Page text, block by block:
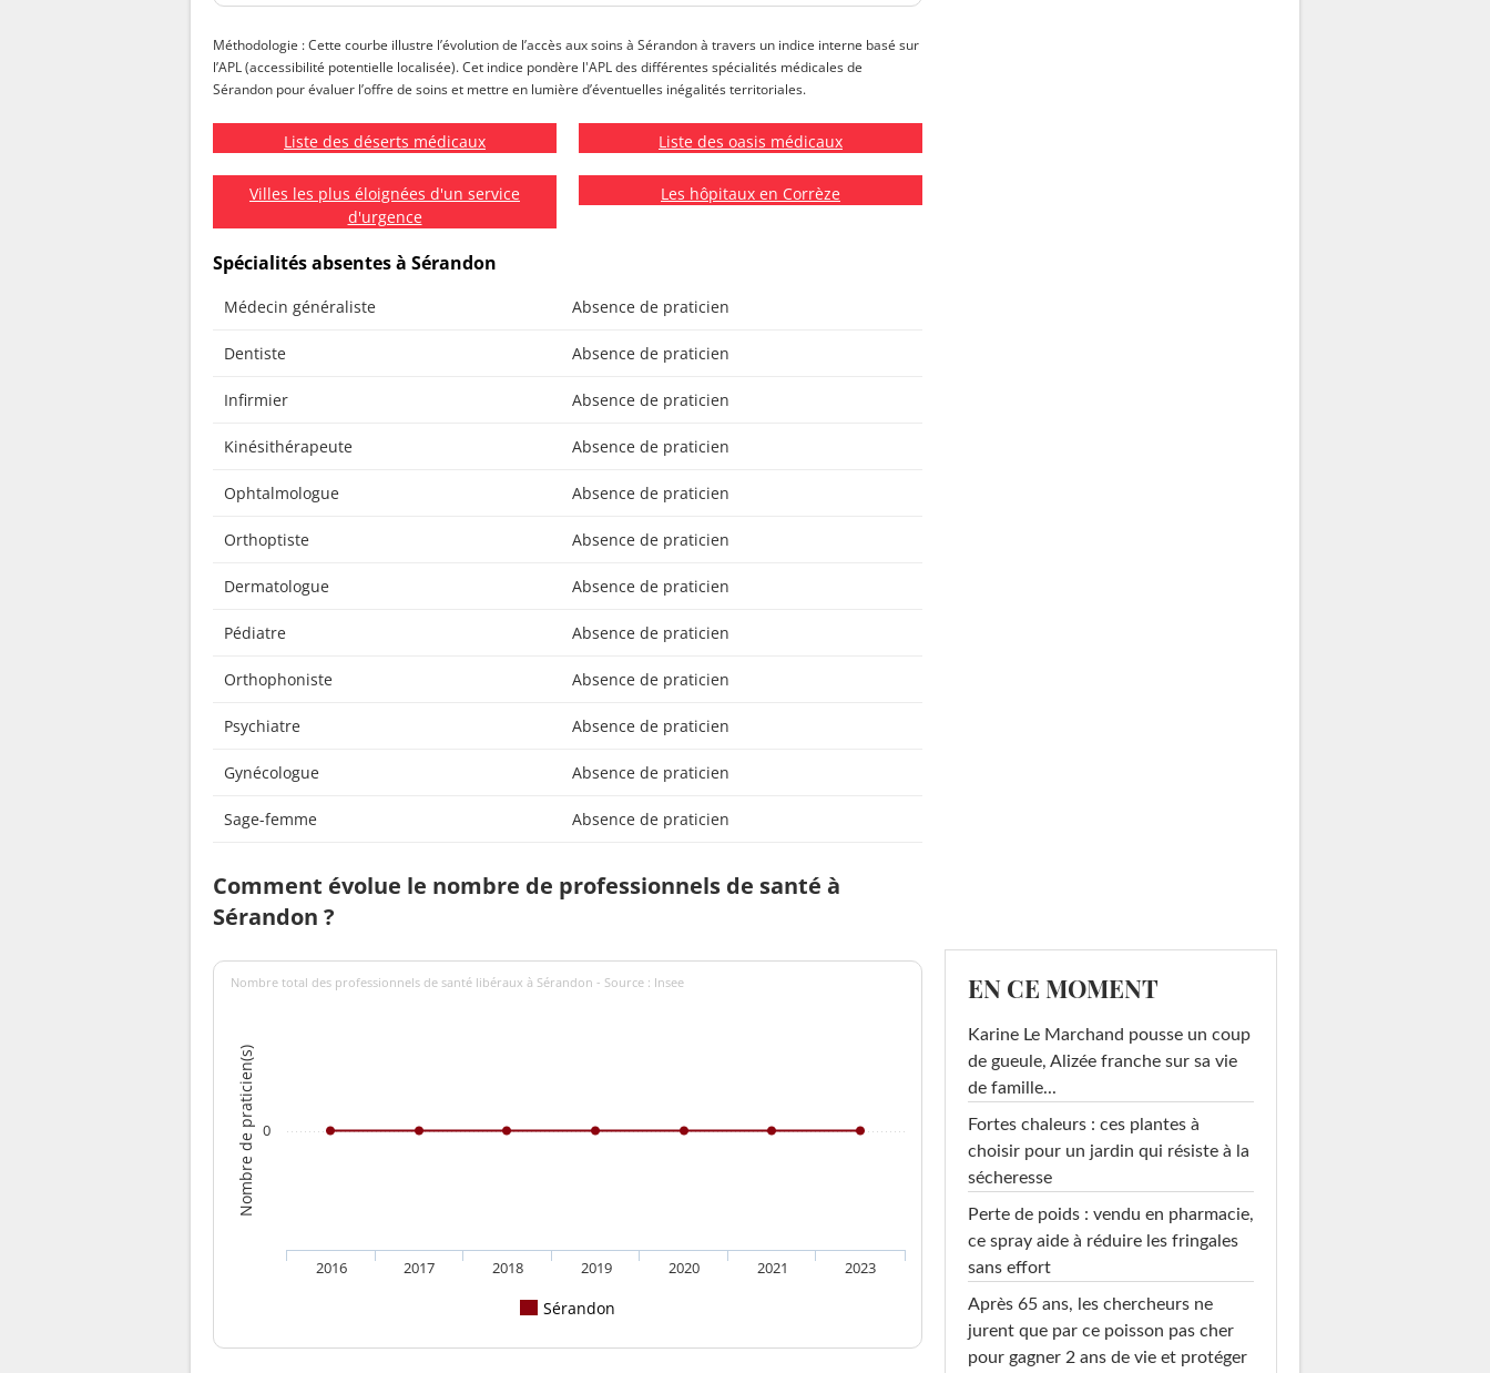
Méthodologie : Cette courbe illustre l’évolution de l’accès aux soins à Sérandon à travers un indice interne basé sur
l’APL (accessibilité potentielle localisée). Cet indice pondère l'APL des différentes spécialités médicales de
Sérandon pour évaluer l’offre de soins et mettre en lumière d’éventuelles inégalités territoriales.
Liste des déserts médicaux Liste des oasis médicaux
Villes les plus éloignées d'un service
d'urgence
Les hôpitaux en Corrèze
Spécialités absentes à Sérandon
Médecin généraliste Absence de praticien
Dentiste Absence de praticien
Infirmier Absence de praticien
Kinésithérapeute Absence de praticien
Ophtalmologue Absence de praticien
Orthoptiste Absence de praticien
Dermatologue Absence de praticien
Pédiatre Absence de praticien
Orthophoniste Absence de praticien
Psychiatre Absence de praticien
Gynécologue Absence de praticien
Sage-femme Absence de praticien
Comment évolue le nombre de professionnels de santé à
Sérandon ?
Nombre de praticien(s)
Nombre total des professionnels de santé libéraux à Sérandon - Source : Insee
Sérandon
2016 2017 2018 2019 2020 2021 2023
0
EN CE MOMENT
Karine Le Marchand pousse un coup
de gueule, Alizée franche sur sa vie
de famille...
Fortes chaleurs : ces plantes à
choisir pour un jardin qui résiste à la
sécheresse
Perte de poids : vendu en pharmacie,
ce spray aide à réduire les fringales
sans effort
Après 65 ans, les chercheurs ne
jurent que par ce poisson pas cher
pour gagner 2 ans de vie et protéger